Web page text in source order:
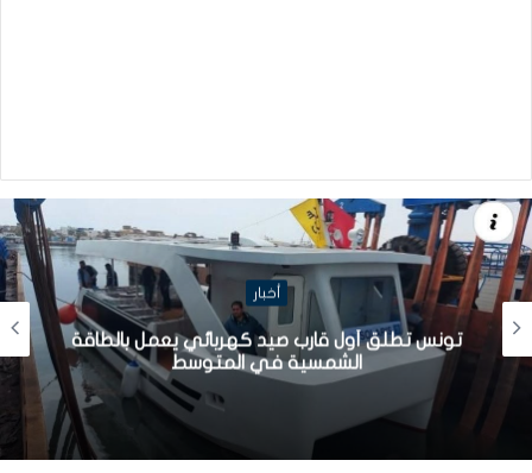
أخبار
تونس تطلق أول قارب صيد كهربائي يعمل بالطاقة
الشمسية في المتوسط